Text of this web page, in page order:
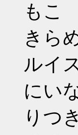
もこ
きら
ルイ
にい
りつ